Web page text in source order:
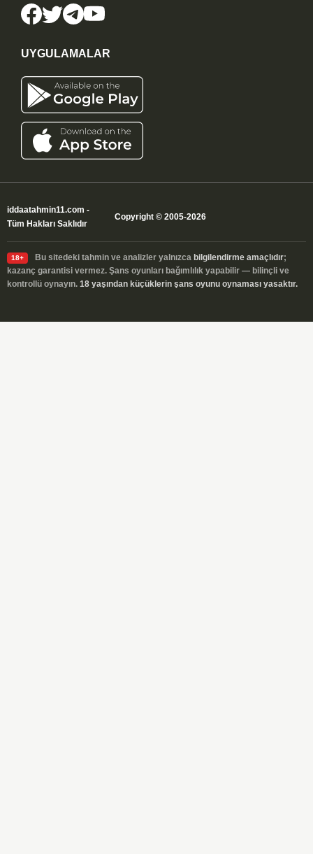
UYGULAMALAR
iddaatahmin11.com -
Tüm Hakları Saklıdır
Copyright © 2005-2026
18+ Bu sitedeki tahmin ve analizler yalnızca bilgilendirme amaçlıdır;
kazanç garantisi vermez. Şans oyunları bağımlılık yapabilir — bilinçli ve
kontrollü oynayın. 18 yaşından küçüklerin şans oyunu oynaması yasaktır.